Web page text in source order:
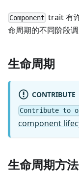
Component trait 有
命周期的不同阶段调
生命周期
CONTRIBUTE
Contribute to
component
生命周期方法